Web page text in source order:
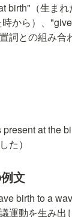
birth"（生ま
から）、
詞との組み合
at the
た）
文
birth to a
運動を生み出